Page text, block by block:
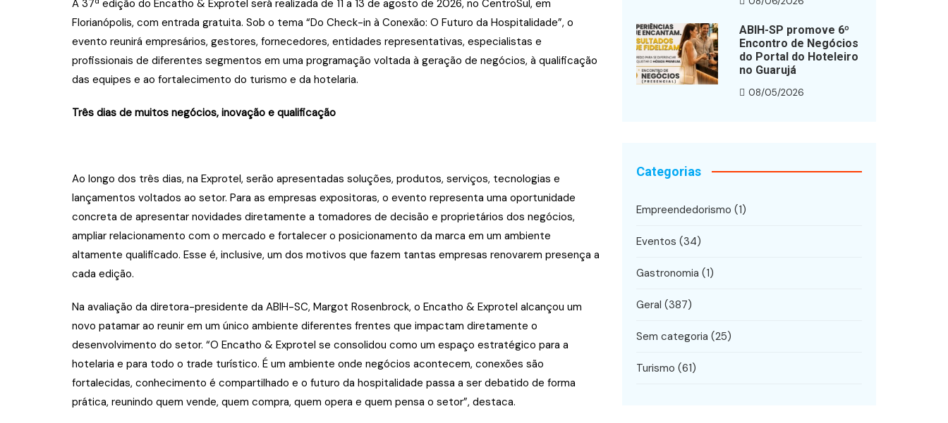
A 37ª edição do Encatho & Exprotel será realizada de 11 a 13 de agosto de 2026, no CentroSul, em
Florianópolis, com entrada gratuita. Sob o tema “Do Check-in à Conexão: O Futuro da Hospitalidade”, o
evento reunirá empresários, gestores, fornecedores, entidades representativas, especialistas e
profissionais de diferentes segmentos em uma programação voltada à geração de negócios, à qualificação
das equipes e ao fortalecimento do turismo e da hotelaria.
Três dias de muitos negócios, inovação e qualificação
Ao longo dos três dias, na Exprotel, serão apresentadas soluções, produtos, serviços, tecnologias e
lançamentos voltados ao setor. Para as empresas expositoras, o evento representa uma oportunidade
concreta de apresentar novidades diretamente a tomadores de decisão e proprietários dos negócios,
ampliar relacionamento com o mercado e fortalecer o posicionamento da marca em um ambiente
altamente qualificado. Esse é, inclusive, um dos motivos que fazem tantas empresas renovarem presença a
cada edição.
Na avaliação da diretora-presidente da ABIH-SC, Margot Rosenbrock, o Encatho & Exprotel alcançou um
novo patamar ao reunir em um único ambiente diferentes frentes que impactam diretamente o
desenvolvimento do setor. “O Encatho & Exprotel se consolidou como um espaço estratégico para a
hotelaria e para todo o trade turístico. É um ambiente onde negócios acontecem, conexões são
fortalecidas, conhecimento é compartilhado e o futuro da hospitalidade passa a ser debatido de forma
prática, reunindo quem vende, quem compra, quem opera e quem pensa o setor”, destaca.
ABIH-SP promove 6º
Encontro de Negócios
do Portal do Hoteleiro
no Guarujá
08/05/2026
Categorias
Empreendedorismo (1)
Eventos (34)
Gastronomia (1)
Geral (387)
Sem categoria (25)
Turismo (61)